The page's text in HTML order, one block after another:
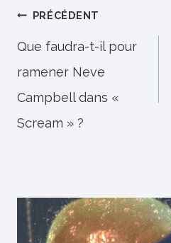
Navigation
de
l’article
PRÉCÉDENT
Que faudra-t-il pour
ramener Neve
Campbell dans «
Scream » ?